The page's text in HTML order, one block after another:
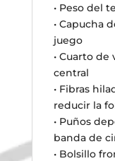
• Peso del
• Capucha
juego
• Cuarto
central
• Fibras
reducir la
• Puños
banda de
• Bolsillo